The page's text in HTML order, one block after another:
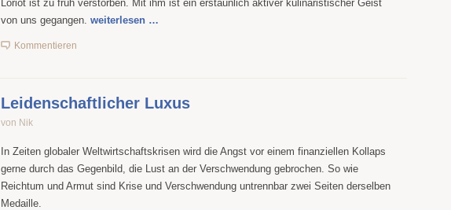
Loriot ist zu früh verstorben. Mit ihm ist ein erstaunlich aktiver kulinaristischer Geist
von uns gegangen. weiterlesen …
Kommentieren
Leidenschaftlicher Luxus
von Nik
In Zeiten globaler Weltwirtschaftskrisen wird die Angst vor einem finanziellen Kollaps
gerne durch das Gegenbild, die Lust an der Verschwendung gebrochen. So wie
Reichtum und Armut sind Krise und Verschwendung untrennbar zwei Seiten derselben
Medaille.